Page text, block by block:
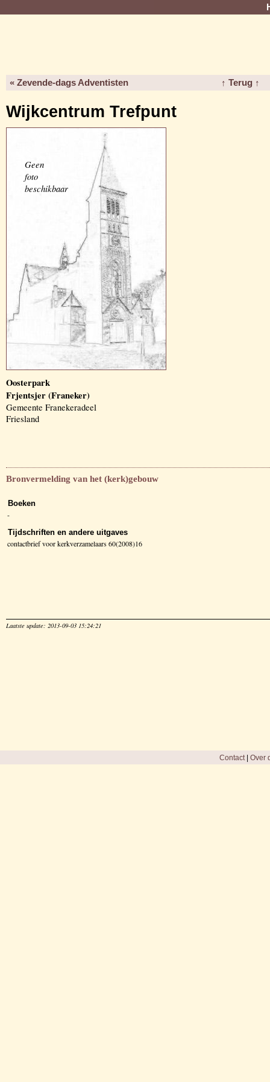
« Zevende-dags Adventisten ↑ Terug ↑
Wijkcentrum Trefpunt
Geen
foto
beschikbaar
Oosterpark
Frjentsjer (Franeker)
Gemeente Franekeradeel
Friesland
Bronvermelding van het (kerk)gebouw
Boeken
-
Tijdschriften en andere uitgaves
contactbrief voor kerkverzamelaars 60(2008)16
Laatste update: 2013-09-03 15:24:21
Contact| Over